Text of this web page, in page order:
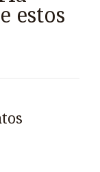
estos